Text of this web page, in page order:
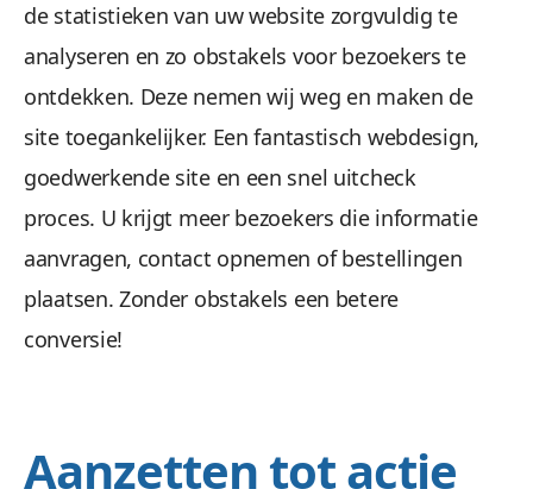
de statistieken van uw website zorgvuldig te
analyseren en zo obstakels voor bezoekers te
ontdekken. Deze nemen wij weg en maken de
site toegankelijker. Een fantastisch webdesign,
goedwerkende site en een snel uitcheck
proces. U krijgt meer bezoekers die informatie
aanvragen, contact opnemen of bestellingen
plaatsen. Zonder obstakels een betere
conversie!
Aanzetten tot actie